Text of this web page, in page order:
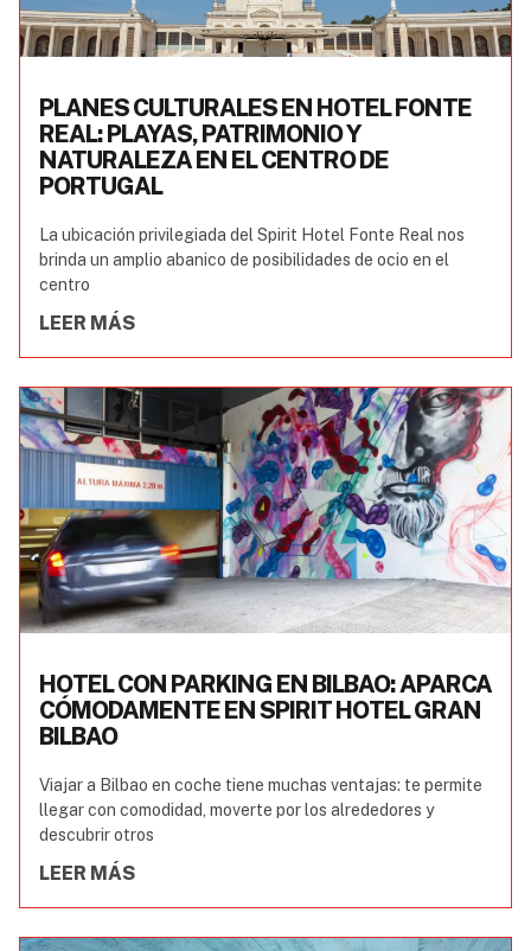
PLANES CULTURALES EN HOTEL FONTE
REAL: PLAYAS, PATRIMONIO Y
NATURALEZA EN EL CENTRO DE
PORTUGAL
La ubicación privilegiada del Spirit Hotel Fonte Real nos
brinda un amplio abanico de posibilidades de ocio en el
centro
LEER MÁS
HOTEL CON PARKING EN BILBAO: APARCA
CÓMODAMENTE EN SPIRIT HOTEL GRAN
BILBAO
Viajar a Bilbao en coche tiene muchas ventajas: te permite
llegar con comodidad, moverte por los alrededores y
descubrir otros
LEER MÁS